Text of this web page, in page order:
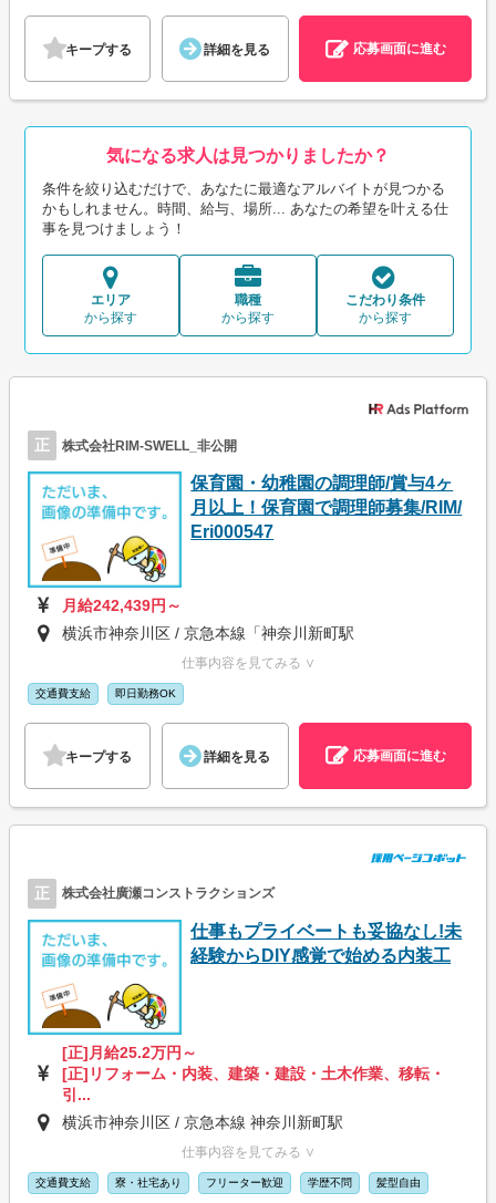
キープする 詳細を見る 応募画面に進む
気になる求人は見つかりましたか？
条件を絞り込むだけで、あなたに最適なアルバイトが見つかる
かもしれません。時間、給与、場所... あなたの希望を叶える仕
事を見つけましょう！
エリア
から探す
職種
から探す
こだわり条件
から探す
正 株式会社RIM-SWELL_非公開
保育園・幼稚園の調理師/賞与4ヶ
月以上！保育園で調理師募集/RIM/
Eri000547
月給242,439円～
横浜市神奈川区 / 京急本線「神奈川新町駅
仕事内容を見てみる ∨
交通費支給 即日勤務OK
キープする 詳細を見る 応募画面に進む
正 株式会社廣瀬コンストラクションズ
仕事もプライベートも妥協なし!未
経験からDIY感覚で始める内装工
[正]月給25.2万円～
[正]リフォーム・内装、建築・建設・土木作業、移転・
引...
横浜市神奈川区 / 京急本線 神奈川新町駅
仕事内容を見てみる ∨
交通費支給 寮・社宅あり フリーター歓迎 学歴不問 髪型自由